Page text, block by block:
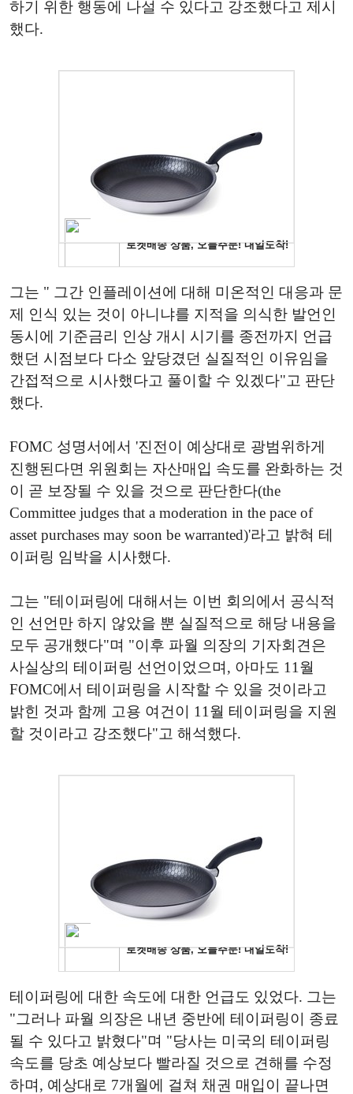
하기 위한 행동에 나설 수 있다고 강조했다고 제시
했다.
그는 " 그간 인플레이션에 대해 미온적인 대응과 문
제 인식 있는 것이 아니냐를 지적을 의식한 발언인
동시에 기준금리 인상 개시 시기를 종전까지 언급
했던 시점보다 다소 앞당겼던 실질적인 이유임을
간접적으로 시사했다고 풀이할 수 있겠다"고 판단
했다.
FOMC 성명서에서 '진전이 예상대로 광범위하게
진행된다면 위원회는 자산매입 속도를 완화하는 것
이 곧 보장될 수 있을 것으로 판단한다(the
Committee judges that a moderation in the pace of
asset purchases may soon be warranted)'라고 밝혀 테
이퍼링 임박을 시사했다.
그는 "테이퍼링에 대해서는 이번 회의에서 공식적
인 선언만 하지 않았을 뿐 실질적으로 해당 내용을
모두 공개했다"며 "이후 파월 의장의 기자회견은
사실상의 테이퍼링 선언이었으며, 아마도 11월
FOMC에서 테이퍼링을 시작할 수 있을 것이라고
밝힌 것과 함께 고용 여건이 11월 테이퍼링을 지원
할 것이라고 강조했다"고 해석했다.
테이퍼링에 대한 속도에 대한 언급도 있었다. 그는
"그러나 파월 의장은 내년 중반에 테이퍼링이 종료
될 수 있다고 밝혔다"며 "당사는 미국의 테이퍼링
속도를 당초 예상보다 빨라질 것으로 견해를 수정
하며, 예상대로 7개월에 걸쳐 채권 매입이 끝나면